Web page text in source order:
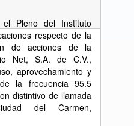
Pleno del Instituto
respecto de la
de acciones de la
Net, S.A. de C.V.,
aprovechamiento y
la frecuencia 95.5
distintivo de llamada
del Carmen,